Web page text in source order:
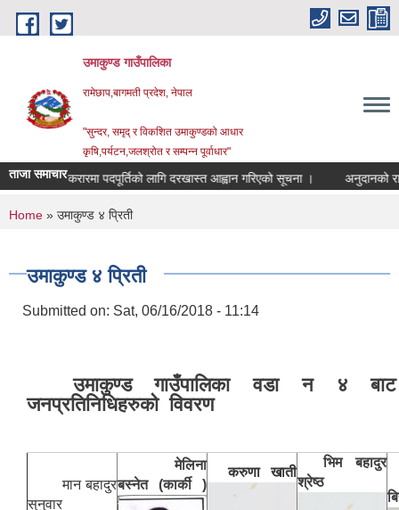
Skip to main content
उमाकुण्ड गाउँपालिका
रामेछाप,बागमती प्रदेश, नेपाल
"सुन्दर, समृद् र विकशित उमाकुण्डको आधार
कृषि,पर्यटन,जलश्रोत र सम्पन्न पूर्वाधार"
ताजा समाचार
सेवा करारमा पदपूर्तिको लागि दरखास्त आह्वान गरिएको सूचना । अनुदानको
You are here
Home » उमाकुण्ड ४ प्रिती
उमाकुण्ड ४ प्रिती
Submitted on: Sat, 06/16/2018 - 11:14
उमाकुण्ड गाउँपालिका वडा न ४ बाट
जनप्रतिनिधिहरुको विवरण
मान बहादुर
सुनुवार
मेलिना
बस्नेत (कार्की )
करुणा खाती
भिम बहादुर
श्रेष्ठ